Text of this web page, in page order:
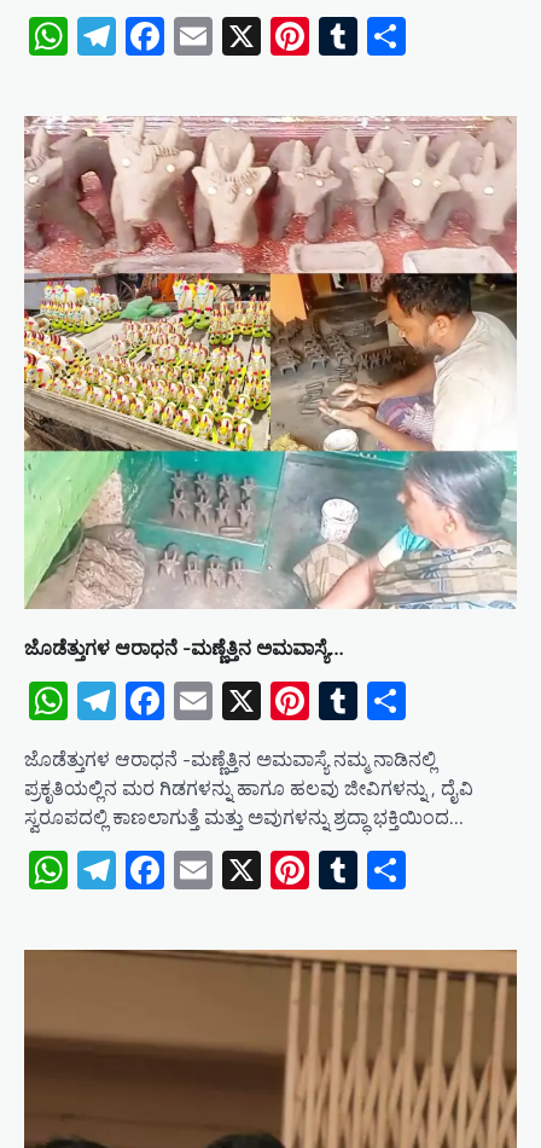
WhatsApp
Telegram
Facebook
Email
X Pinterest
Tumblr
ಜೊಡೆತ್ತುಗಳ ಆರಾಧನೆ -ಮಣ್ಣೆತ್ತಿನ ಅಮವಾಸ್ಯೆ…
WhatsApp
Telegram
Facebook
Email
X Pinterest
Tumblr
ಜೊಡೆತ್ತುಗಳ ಆರಾಧನೆ -ಮಣ್ಣೆತ್ತಿನ ಅಮವಾಸ್ಯೆ ನಮ್ಮ ನಾಡಿನಲ್ಲಿ
ಪ್ರಕೃತಿಯಲ್ಲಿನ ಮರ ಗಿಡಗಳನ್ನು ಹಾಗೂ ಹಲವು ಜೀವಿಗಳನ್ನು , ದೈವಿ
ಸ್ವರೂಪದಲ್ಲಿ ಕಾಣಲಾಗುತ್ತೆ ಮತ್ತು ಅವುಗಳನ್ನು ಶ್ರದ್ಧಾ ಭಕ್ತಿಯಿಂದ…
WhatsApp
Telegram
Facebook
Email
X Pinterest
Tumblr